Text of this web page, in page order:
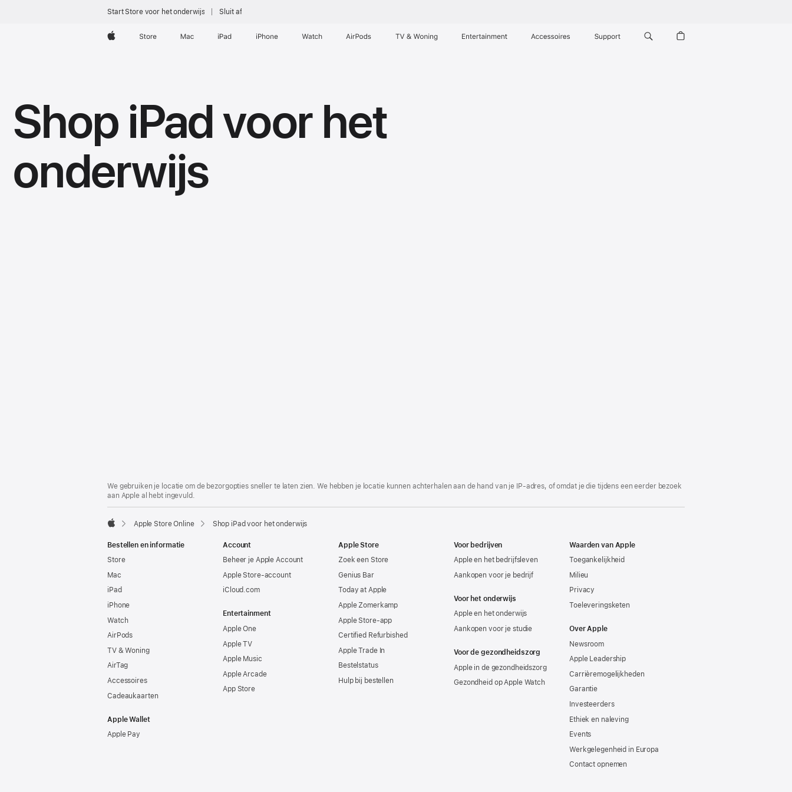
Start Store voor het onderwijs Sluit af
AppleStore Mac iPad iPhone Watch AirPods TV & Woning Entertainment Accessoires Support
Shop iPad voor het
onderwijs
We gebruiken je locatie om de bezorgopties sneller te laten zien. We hebben je locatie kunnen achterhalen aan de hand van je IP-adres, of omdat je die tijdens een eerder bezoek
aan Apple al hebt ingevuld.
Apple Store Online Shop iPad voor het onderwijs
Bestellen en informatie
Store
Mac
iPad
iPhone
Watch
AirPods
TV & Woning
AirTag
Accessoires
Cadeaukaarten
Apple Wallet
Apple Pay
Account
Beheer je Apple Account
Apple Store-account
iCloud.com
Entertainment
Apple One
Apple TV
Apple Music
Apple Arcade
App Store
Apple Store
Zoek een Store
Genius Bar
Today at Apple
Apple Zomerkamp
Apple Store-app
Certified Refurbished
Apple Trade In
Bestelstatus
Hulp bij bestellen
Voor bedrijven
Apple en het bedrijfsleven
Aankopen voor je bedrijf
Voor het onderwijs
Apple en het onderwijs
Aankopen voor je studie
Voor de gezondheidszorg
Apple in de gezondheidszorg
Gezondheid op Apple Watch
Waarden van Apple
Toegankelijkheid
Milieu
Privacy
Toeleveringsketen
Over Apple
Newsroom
Apple Leadership
Carrièremogelijkheden
Garantie
Investeerders
Ethiek en naleving
Events
Werkgelegenheid in Europa
Contact opnemen